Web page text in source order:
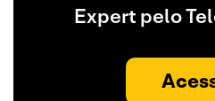
Expert pelo